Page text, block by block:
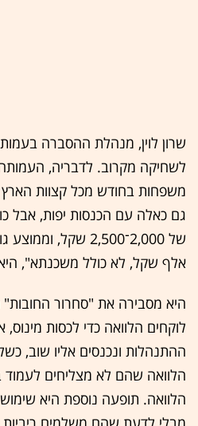
שרון לוין, מנהלת ההסברה
משפחות בחודש מכל קצוות
גם כאלה עם הכנסות יפות, אבל
אלף שקל, לא כולל משכנתא",
היא מסבירה את "סחרור
לוקחים הלוואה כדי לכסות
ההתנהלות ונכנסים אליו שוב,
הלוואה שהם לא מצליחים לעמוד
הלוואה. תופעה נוספת היא